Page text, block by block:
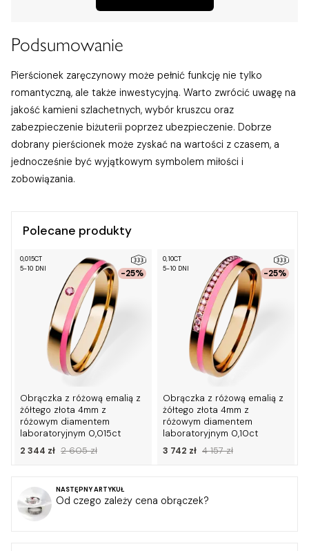
Podsumowanie
Pierścionek zaręczynowy może pełnić funkcję nie tylko
romantyczną, ale także inwestycyjną. Warto zwrócić uwagę na
jakość kamieni szlachetnych, wybór kruszcu oraz
zabezpieczenie biżuterii poprzez ubezpieczenie. Dobrze
dobrany pierścionek może zyskać na wartości z czasem, a
jednocześnie być wyjątkowym symbolem miłości i
zobowiązania.
Polecane produkty
-25%
0,015CT
5-10 DNI
Obrączka z różową emalią z
żółtego złota 4mm z
różowym diamentem
laboratoryjnym 0,015ct
2 344 zł 2 605 zł
-25%
0,10CT
5-10 DNI
Obrączka z różową emalią z
żółtego złota 4mm z
różowym diamentem
laboratoryjnym 0,10ct
3 742 zł 4 157 zł
NASTĘPNY ARTYKUŁ
Od czego zależy cena obrączek?